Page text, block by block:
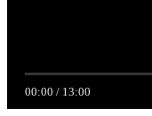
00:00 / 13:00